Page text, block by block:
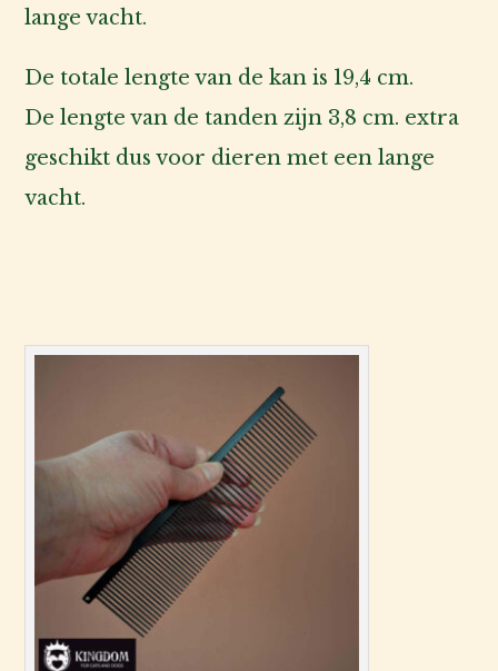
lange vacht.
De totale lengte van de kan is 19,4 cm.
De lengte van de tanden zijn 3,8 cm. extra
geschikt dus voor dieren met een lange
vacht.